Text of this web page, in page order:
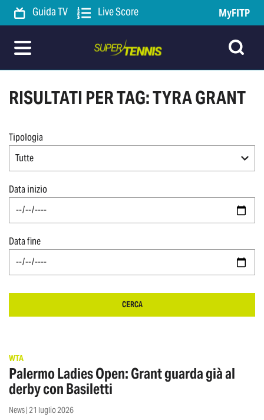
Guida TV Live Score MyFITP
RISULTATI PER TAG: TYRA GRANT
Tipologia
Tutte
Data inizio
Data fine
CERCA
WTA
Palermo Ladies Open: Grant guarda già al
derby con Basiletti
News | 21 luglio 2026